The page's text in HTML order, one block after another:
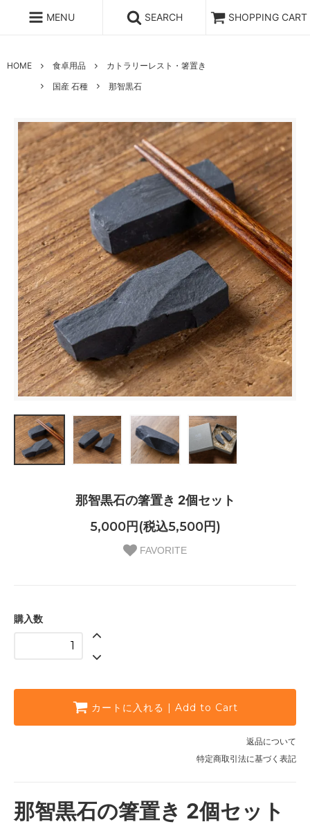
MENU SEARCH SHOPPING CART
HOME 食卓用品
カトラリーレスト・箸置き
国産 石種
那智黒石
那智黒石の箸置き 2個セット
5,000円(税込5,500円)
FAVORITE
購入数
カートに入れる | Add to Cart
返品について
特定商取引法に基づく表記
那智黒石の箸置き 2個セット